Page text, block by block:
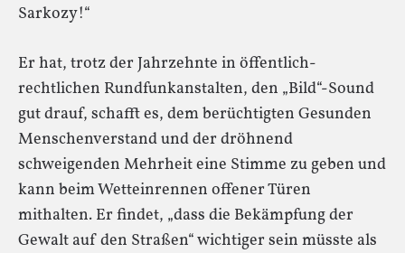
Sarkozy!“
Er hat, trotz der Jahrzehnte in öffentlich-
rechtlichen Rundfunkanstalten, den „Bild“-Sound
gut drauf, schafft es, dem berüchtigten Gesunden
Menschenverstand und der dröhnend
schweigenden Mehrheit eine Stimme zu geben und
kann beim Wetteinrennen offener Türen
mithalten. Er findet, „dass die Bekämpfung der
Gewalt auf den Straßen“ wichtiger sein müsste als